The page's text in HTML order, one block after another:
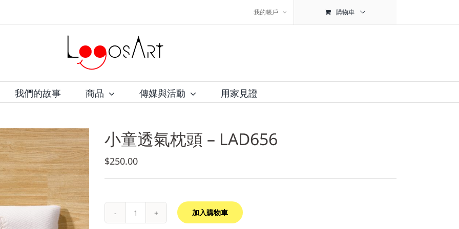
我的帳戶 購物車
我們的故事 商品 傳媒與活動 用家見證
小童透氣枕頭 – LAD656
$250.00
加入購物車